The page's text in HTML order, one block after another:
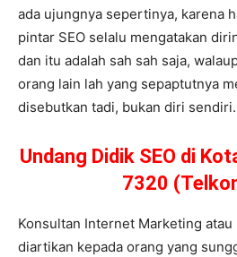
ada ujungnya sepertinya, karena
pintar SEO selalu mengatakan
dan itu adalah sah sah saja,
orang lain lah yang sepaptutnya
disebutkan tadi, bukan diri sendiri.
Undang Didik SEO di
7320
Konsultan Internet Marketing atau
diartikan kepada orang yang